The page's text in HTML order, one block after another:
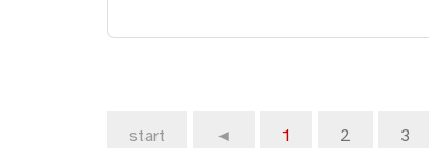
start ◄ 1 2 3